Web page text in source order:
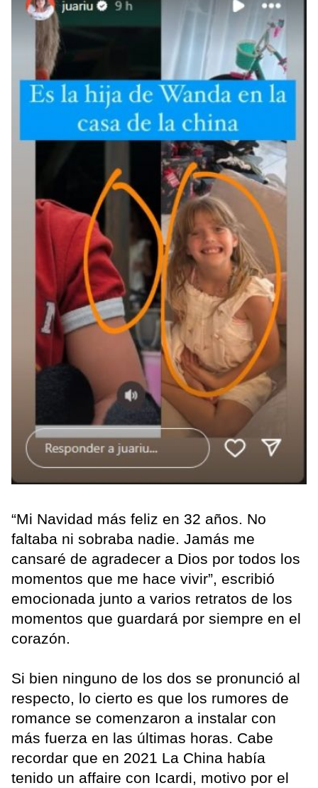
“Mi Navidad más feliz en 32 años. No
faltaba ni sobraba nadie. Jamás me
cansaré de agradecer a Dios por todos los
momentos que me hace vivir”, escribió
emocionada junto a varios retratos de los
momentos que guardará por siempre en el
corazón.
Si bien ninguno de los dos se pronunció al
respecto, lo cierto es que los rumores de
romance se comenzaron a instalar con
más fuerza en las últimas horas. Cabe
recordar que en 2021 La China había
tenido un affaire con Icardi, motivo por el